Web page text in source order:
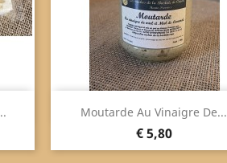
Moutarde Au Vinaigre De...
Prijs
€ 5,80
Snel bekijken